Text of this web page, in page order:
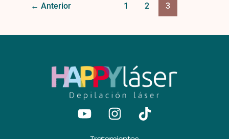
← Anterior 1 2 3
YoutubeInstagram
Tiktok